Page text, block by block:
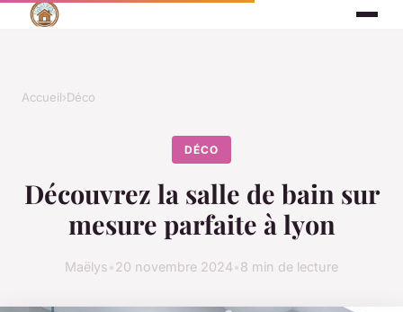
Accueil›Déco
DÉCO
Découvrez la salle de bain sur
mesure parfaite à lyon
Maëlys 20 novembre 2024 8 min de lecture